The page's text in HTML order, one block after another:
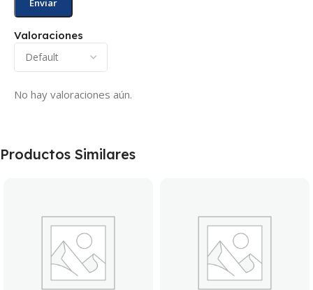
Valoraciones
No hay valoraciones aún.
Productos Similares